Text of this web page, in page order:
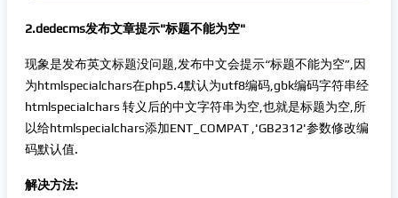
2.dedecms发布文章提示"标题不能为空"
现象是发布英文标题没问题,发布中文会提示“标题不能为空”,因
为htmlspecialchars在php5.4默认为utf8编码,gbk编码字符串经
htmlspecialchars 转义后的中文字符串为空,也就是标题为空,所
以给htmlspecialchars添加ENT_COMPAT ,'GB2312'参数修改编
码默认值.
解决方法: